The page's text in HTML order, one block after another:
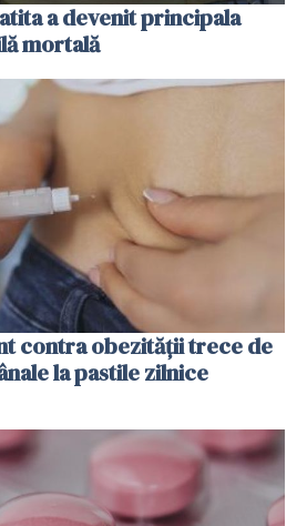
a devenit principala
mortală
contra obezității trece de
la pastile zilnice